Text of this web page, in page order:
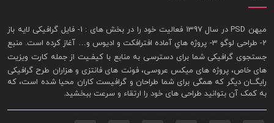
ميهن PSD در سال 1397 فعاليت خود را در بخش های : 1-
فايل گرافيکی لايه باز
2- طراحی لوگو 3- پروژه هاي آماده افترافکت و اديوس و… آغاز کرده است. منبع
جستجوی گرافيکی شما برای دسترسی به منابع با کيفـيت از جملهکارت ويزيت
های خاص، پروژه های ميکس عروسی، فونت های فانتزی و هزاران طرح گرافیکی
رايگــان ديگر که همگی برای شما طراحان و گرافيست کاران محيا شده است، که
به کمک آن بتوانيد طراحی های خود را ارتقاء و سرعت ببخشيد.